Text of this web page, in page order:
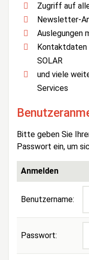
Zugriff auf
Newsletter-
Auslegungen
Kontaktdaten
SOLAR
und viele
Services
Bitte geben Sie
Passwort ein, um
Anmelden
Benutzername:
Passwort: